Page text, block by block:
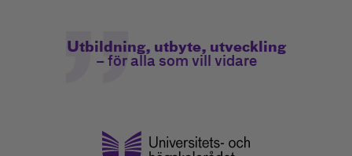
Utbildning, utbyte, utveckling
– för alla som vill vidare